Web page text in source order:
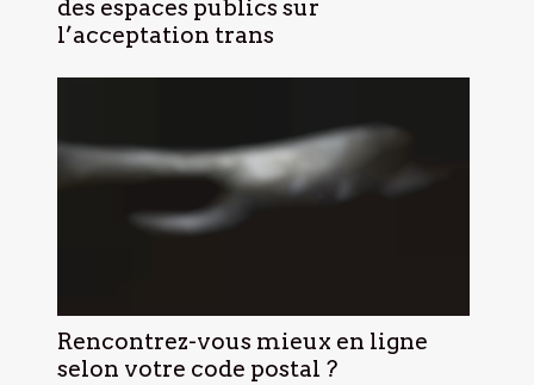
des espaces publics sur
l’acceptation trans
Rencontrez-vous mieux en ligne
selon votre code postal ?